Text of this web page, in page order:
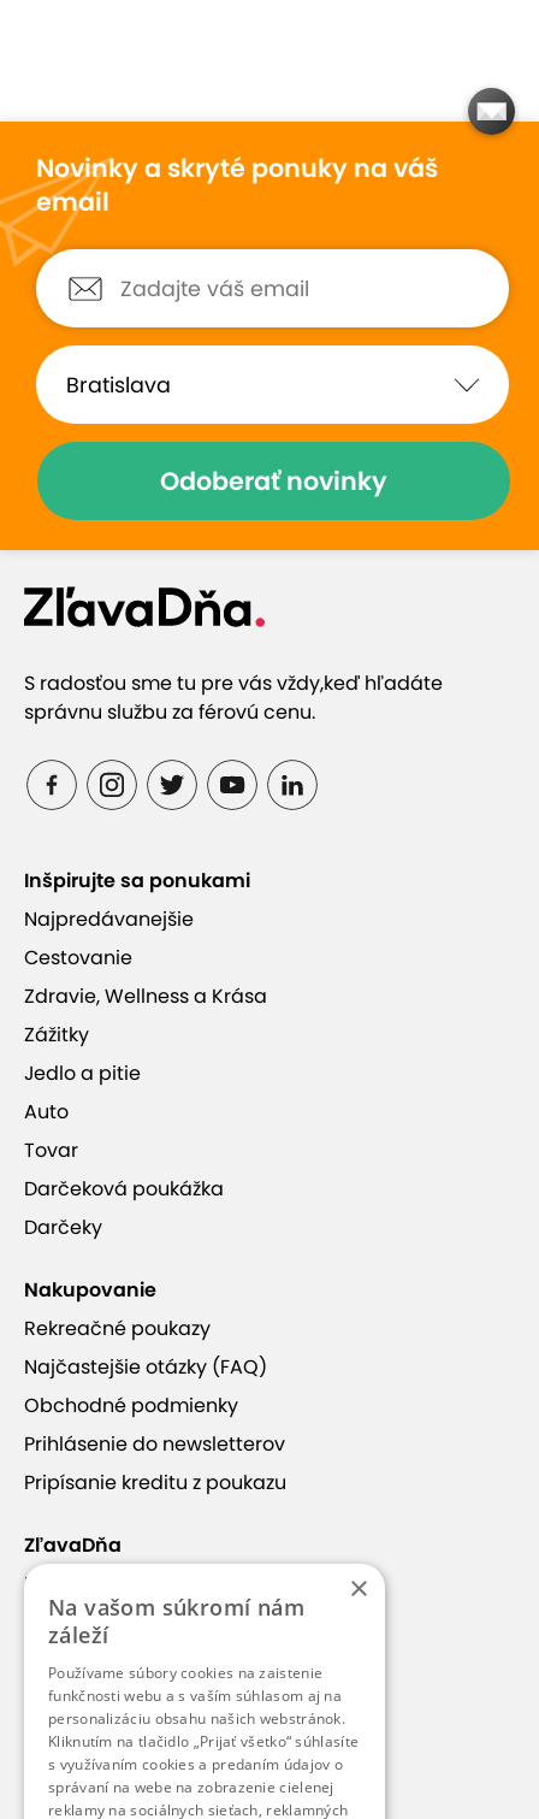
Novinky a skryté ponuky na váš
email
Odoberať novinky
S radosťou sme tu pre vás vždy,keď hľadáte
správnu službu za férovú cenu.
Inšpirujte sa ponukami
Najpredávanejšie
Cestovanie
Zdravie, Wellness a Krása
Zážitky
Jedlo a pitie
Auto
Tovar
Darčeková poukážka
Darčeky
Nakupovanie
Rekreačné poukazy
Najčastejšie otázky (FAQ)
Obchodné podmienky
Prihlásenie do newsletterov
Pripísanie kreditu z poukazu
ZľavaDňa
Náš príbeh
Kontakt
Kariéra
Blog
Pre médiá
Pre partnerov
×
Na vašom súkromí nám
záleží
Používame súbory cookies na zaistenie
funkčnosti webu a s vaším súhlasom aj na
personalizáciu obsahu našich webstránok.
Kliknutím na tlačidlo „Prijať všetko“ súhlasíte
s využívaním cookies a predaním údajov o
správaní na webe na zobrazenie cielenej
reklamy na sociálnych sieťach, reklamných